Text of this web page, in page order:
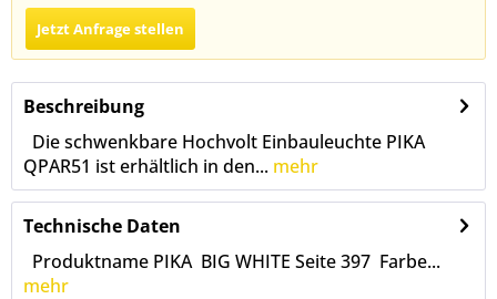
Jetzt Anfrage stellen
Beschreibung
Die schwenkbare Hochvolt Einbauleuchte PIKA
QPAR51 ist erhältlich in den... mehr
Technische Daten
Produktname PIKA BIG WHITE Seite 397 Farbe...
mehr